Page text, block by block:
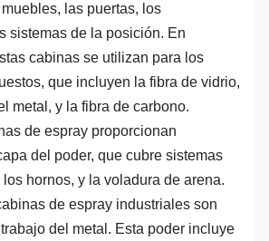
las puertas, los
sistemas de la posición. En
cabinas se utilizan para los
que incluyen la fibra de vidrio,
metal, y la fibra de carbono.
de espray proporcionan
del poder, que cubre sistemas
hornos, y la voladura de arena.
de espray industriales son
del metal. Esta poder incluye